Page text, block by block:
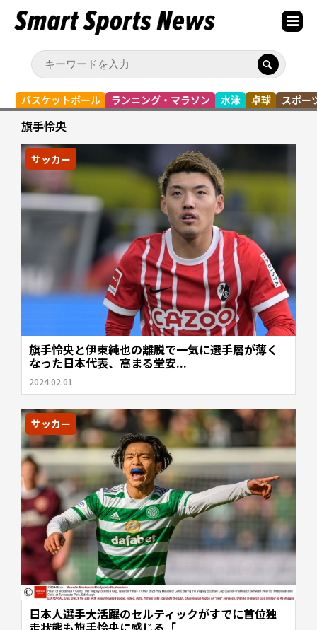
バスケットボール ランニング・マラソン 水泳 卓球 スポー
旗手怜央
サッカー
旗手怜央と伊東純也の離脱で一気に選手層が薄く
なった日本代表、高まる堂安...
2024.02.01
サッカー
日本人選手大活躍のセルティックがすでに首位独